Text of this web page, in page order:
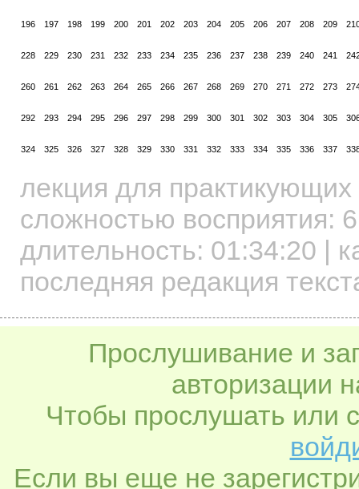
196 197 198 199 200 201 202 203 204 205 206 207 208 209
228 229 230 231 232 233 234 235 236 237 238 239 240 241
260 261 262 263 264 265 266 267 268 269 270 271 272 273
292 293 294 295 296 297 298 299 300 301 302 303 304 305
324 325 326 327 328 329 330 331 332 333 334 335 336 337
лекция для практикующих
сложностью восприятия: 6
длительность: 01:34:20 |
последняя редакция
Прослушивание и
авторизации
Чтобы прослушать или
Если вы еще не